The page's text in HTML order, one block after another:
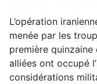
L’opération
menée par les
première quinzaine
alliées ont occupé
considérations